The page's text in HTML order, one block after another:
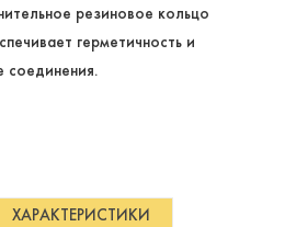
резиновое кольцо
герметичность и
соединения.
ХАРАКТЕРИСТИКИ